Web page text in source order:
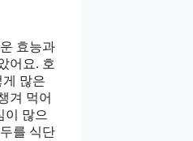
효능과
어요. 호
많은
겨 먹어
이 많으
를 식단